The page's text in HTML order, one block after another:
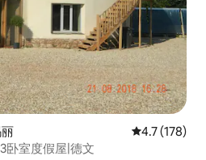
平均评分 4.7
4.7 (178)
卧室度假屋|德文